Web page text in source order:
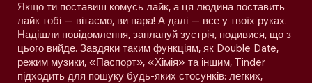
Якщо ти поставиш комусь лайк, а ця людина поставить
лайк тобі — вітаємо, ви пара! А далі — все у твоїх руках.
Надішли повідомлення, заплануй зустріч, подивися, що з
цього вийде. Завдяки таким функціям, як Double Date,
режим музики, «Паспорт», «Хімія» та іншим, Tinder
підходить для пошуку будь-яких стосунків: легких,